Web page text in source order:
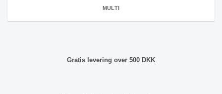
MULTI
Gratis levering over 500 DKK